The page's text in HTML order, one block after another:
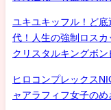
ユキユキッフル！ど
代！人生の強制ロス
クリスタルキングボ
ヒロコンプレックス
ャアラフィフ女子の